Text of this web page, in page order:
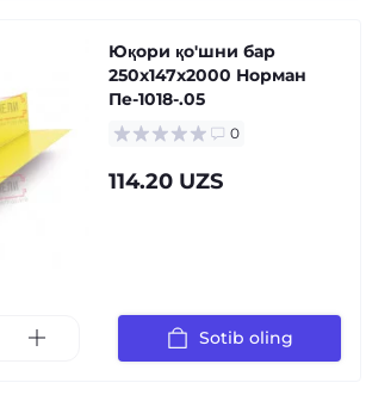
Юқори қо'шни бар
250x147x2000 Норман
Пе-1018-.05
0
114.20 UZS
Sotib oling